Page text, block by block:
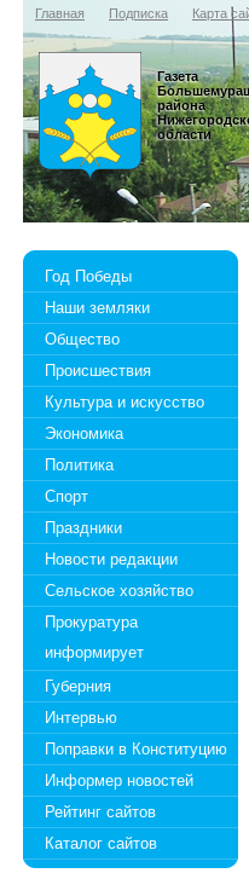
Главная Подписка Карта
Газета
района
области
Год Победы
Наши земляки
Общество
Происшествия
Культура и искусство
Экономика
Политика
Спорт
Праздники
Новости редакции
Сельское хозяйство
Прокуратура
информирует
Губерния
Интервью
Поправки в Конституцию
Информер новостей
Рейтинг сайтов
Каталог сайтов